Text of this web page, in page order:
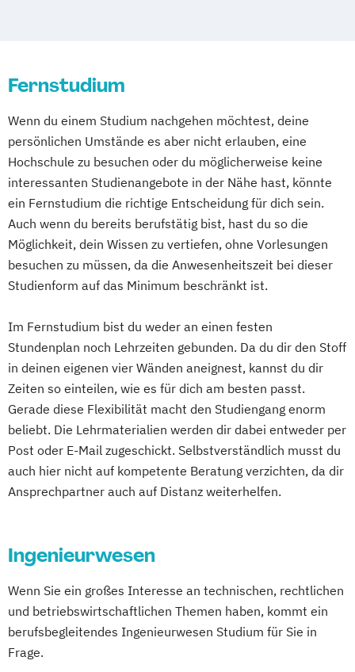
(DE/EN)
Internationales Marketing
Journalismus und digitale Kommunikation
Kindheitspädagogik
Kindheitspädagogik für Erzieher:innen
Kommunikationsdesign
Kommunikationspsychologie
Kultur- und Medienpädagogik
Leitungshandeln in der Pädagogik
Management (DE/EN) Marketing
Marketing und digitale Medien
Marketingmanagement Maschinenbau
Master of Business Administration (DE/EN)
Mechatronik Mediendesign
Medieninformatik Medienmanagement
Medizinische Informatik Medizintechnik
Modemanagement
Online Marketing
Personalentwicklung
Personalmanagement
Personalmanagement (DE/EN) Pflege
Digital Business Management
Digital Marketing
Ernährungswissenschaften
Erwachsenenbildung und Digitalisierung
Executive MBA für Ärztinnen und Ärzte
Finance Accounting
Controlling & Taxation
Gesundheitspsychologie
Gesundheitspsychologie im Online-
Global Business Administration (EN)
Inklusion und Teilhabe
Innovation und Zukunftsforschung
Integrative Lerntherapie
Kommunikation und Content Creation
Kommunikation und Medienmanagement
Kommunikationsdesign
Lebensmittelmanagement und -
Lerntherapie
Management im Gesundheitswesen
Medien- und Kommunikationsmanagement
Internationales Projektingenieurwesen
Maschinenbau (Produktions- und
Servicemanagement)
Sozialmanagement
Technik- und Unternehmensmanagement
Technische Betriebswirtschaft
Web Science Wirtschaftsinformatik
Wirtschaftsingenieurwesen
Wirtschaftsrecht
Fernstudium
Wenn du einem Studium nachgehen möchtest, deine
persönlichen Umstände es aber nicht erlauben, eine
Hochschule zu besuchen oder du möglicherweise keine
interessanten Studienangebote in der Nähe hast, könnte
ein Fernstudium die richtige Entscheidung für dich sein.
Auch wenn du bereits berufstätig bist, hast du so die
Möglichkeit, dein Wissen zu vertiefen, ohne Vorlesungen
besuchen zu müssen, da die Anwesenheitszeit bei dieser
Studienform auf das Minimum beschränkt ist.
Im Fernstudium bist du weder an einen festen
Stundenplan noch Lehrzeiten gebunden. Da du dir den Stoff
in deinen eigenen vier Wänden aneignest, kannst du dir
Zeiten so einteilen, wie es für dich am besten passt.
Gerade diese Flexibilität macht den Studiengang enorm
beliebt. Die Lehrmaterialien werden dir dabei entweder per
Post oder E-Mail zugeschickt. Selbstverständlich musst du
auch hier nicht auf kompetente Beratung verzichten, da dir
Ansprechpartner auch auf Distanz weiterhelfen.
Ingenieurwesen
Wenn Sie ein großes Interesse an technischen, rechtlichen
und betriebswirtschaftlichen Themen haben, kommt ein
berufsbegleitendes Ingenieurwesen Studium für Sie in
Frage.